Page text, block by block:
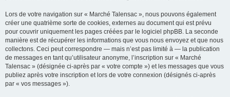
Lors de votre navigation sur « Marché Talensac », nous pouvons également
créer une quatrième sorte de cookies, externes au document qui est prévu
pour couvrir uniquement les pages créées par le logiciel phpBB. La seconde
manière est de récupérer les informations que vous nous envoyez et que nous
collectons. Ceci peut correspondre — mais n’est pas limité à — la publication
de messages en tant qu’utilisateur anonyme, l’inscription sur « Marché
Talensac » (désignée ci-après par « votre compte ») et les messages que vous
publiez après votre inscription et lors de votre connexion (désignés ci-après
par « vos messages »).